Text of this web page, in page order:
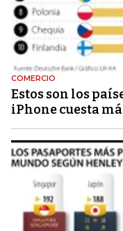
COMERCIO
Estos son los
iPhone cuesta